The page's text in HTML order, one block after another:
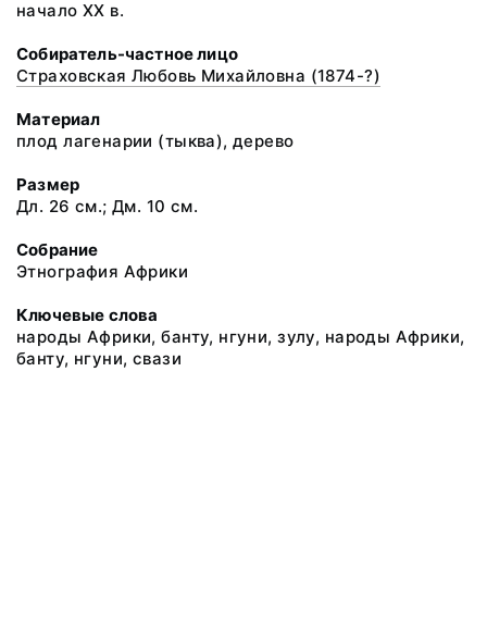
начало XX в.
Собиратель-частное лицо
Страховская Любовь Михайловна (1874-?)
Материал
плод лагенарии (тыква), дерево
Размер
Дл. 26 см.; Дм. 10 см.
Собрание
Этнография Африки
Ключевые слова
народы Африки, банту, нгуни, зулу, народы Африки,
банту, нгуни, свази